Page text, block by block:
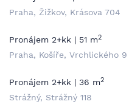
Praha, Žižkov, Krásova 704
Pronájem 2+kk | 51 m2
Praha, Košíře, Vrchlického 9
Pronájem 2+kk | 36 m2
Strážný, Strážný 118